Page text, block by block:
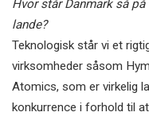
Hvor står Danmark så
lande?
Teknologisk står vi et
virksomheder såsom
Atomics, som er virkelig
konkurrence i forhold til